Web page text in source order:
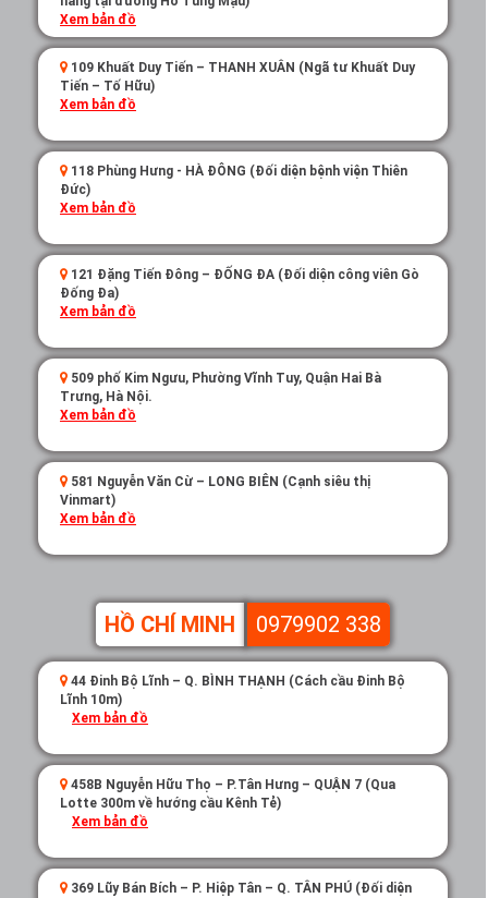
Xem bản đồ
109 Khuất Duy Tiến – THANH XUÂN (Ngã tư Khuất Duy
Tiến – Tố Hữu)
Xem bản đồ
118 Phùng Hưng - HÀ ĐÔNG (Đối diện bệnh viện Thiên
Đức)
Xem bản đồ
121 Đặng Tiến Đông – ĐỐNG ĐA (Đối diện công viên Gò
Đống Đa)
Xem bản đồ
509 phố Kim Ngưu, Phường Vĩnh Tuy, Quận Hai Bà
Trưng, Hà Nội.
Xem bản đồ
581 Nguyễn Văn Cừ – LONG BIÊN (Cạnh siêu thị
Vinmart)
Xem bản đồ
HỒ CHÍ MINH 0979902 338
44 Đinh Bộ Lĩnh – Q. BÌNH THẠNH (Cách cầu Đinh Bộ
Lĩnh 10m)
Xem bản đồ
458B Nguyễn Hữu Thọ – P.Tân Hưng – QUẬN 7 (Qua
Lotte 300m về hướng cầu Kênh Tẻ)
Xem bản đồ
369 Lũy Bán Bích – P. Hiệp Tân – Q. TÂN PHÚ (Đối diện